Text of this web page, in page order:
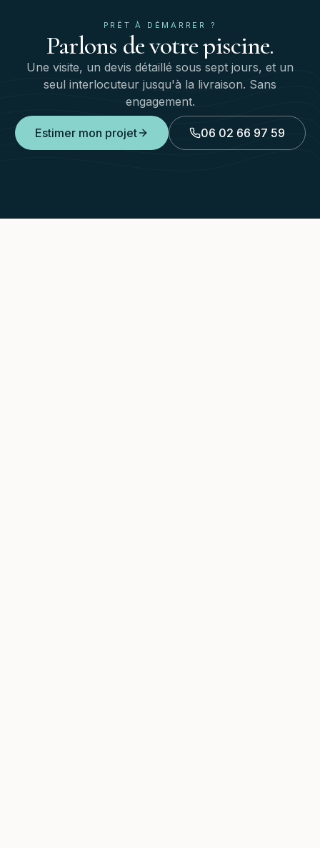
PRÊT À DÉMARRER ?
Parlons devotrepiscine.
Une visite, un devis détaillé sous sept jours, et un
seul interlocuteur jusqu'à la livraison. Sans
engagement.
Estimer mon projet 06 02 66 97 59